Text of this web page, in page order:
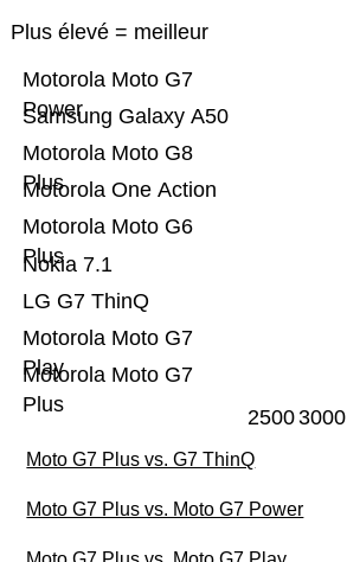
Plus élevé = meilleur
Motorola Moto G7
Plus
Motorola Moto G7
Play
LG G7 ThinQ
Nokia 7.1
Motorola Moto G6
Plus
Motorola One Action
Motorola Moto G8
Plus
Samsung Galaxy A50
Motorola Moto G7
Power
25003000
Moto G7 Plus vs. G7 ThinQ
Moto G7 Plus vs. Moto G7 Power